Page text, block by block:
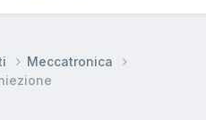
Meccatronica